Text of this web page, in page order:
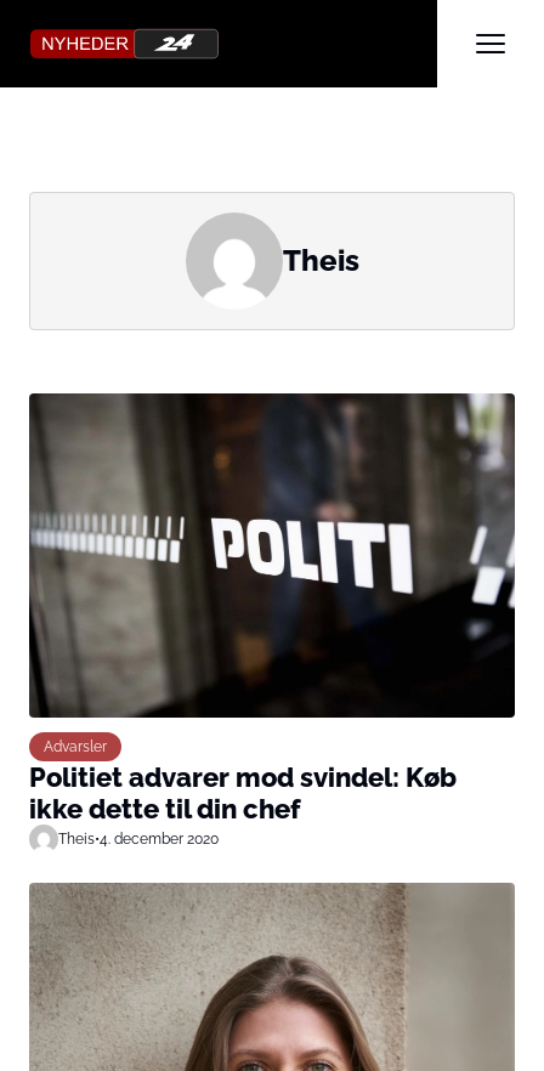
Theis
Advarsler
Politiet advarer mod svindel: Køb
ikke dette til din chef
Theis•4. december 2020